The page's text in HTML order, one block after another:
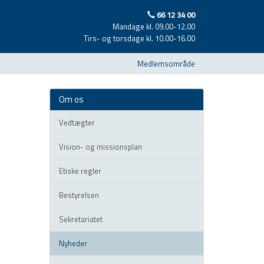
66 12 34 00
Mandage kl. 09.00-12.00
Tirs- og torsdage kl. 10.00-16.00
Medlemsområde
Om os
Vedtægter
Vision- og missionsplan
Etiske regler
Bestyrelsen
Sekretariatet
Nyheder